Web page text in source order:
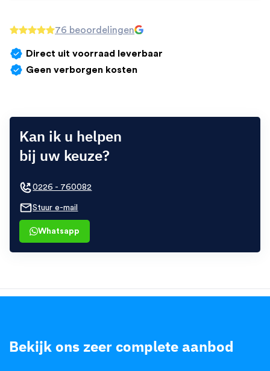
76 beoordelingen
Direct uit voorraad leverbaar
Geen verborgen kosten
Kan ik u helpen
bij uw keuze?
0226 - 760082
Stuur e-mail
Whatsapp
Bekijk ons zeer complete aanbod